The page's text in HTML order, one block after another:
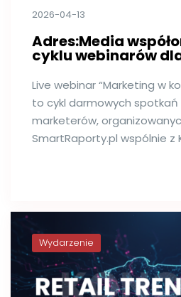
2026-04-13
Adres:Media
cyklu webinarów
Live webinar “Marketing w
to cykl darmowych spotkań
marketerów,
SmartRaporty.pl wspólnie z
Wydarzenie